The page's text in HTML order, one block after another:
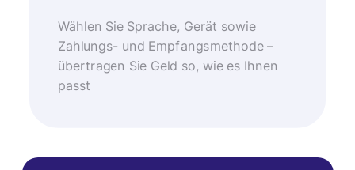
Wählen Sie Sprache, Gerät sowie
Zahlungs- und Empfangsmethode –
übertragen Sie Geld so, wie es Ihnen
passt